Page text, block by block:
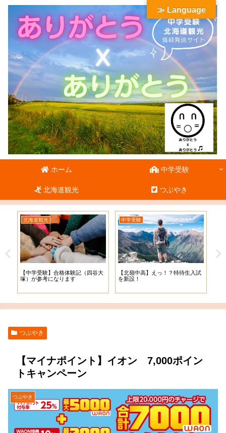
ホーム 中学受験
北海道観光 つぶやき
北海道観光
【中学受験】合格体験記（四谷大
塚）が参考になります
中学受験
【北嶺中高】えっ！？特待生入試
を新設！
つぶやき
【マイナポイント】イオン 7,000ポイン
トキャンペーン
つぶやき
≫ Language